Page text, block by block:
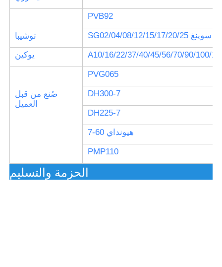
توشيبا
PVB92
SG02/04/08/12/15/17/20/25 سوينغ
يوكين A10/16/22/37/40/45/56/70/90/100/
صُنع من قبل
العميل
PVG065
DH300-7
DH225-7
هيونداي 60-7
PMP110
الحزمة والتسليم